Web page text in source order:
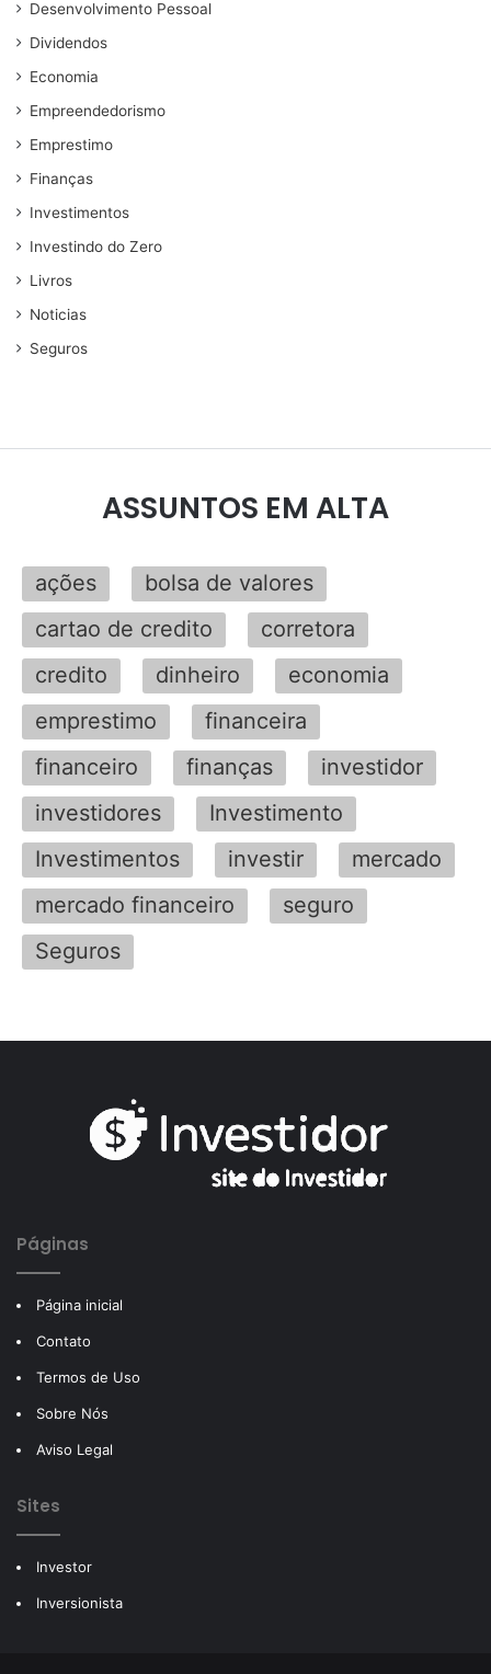
Desenvolvimento Pessoal
Dividendos
Economia
Empreendedorismo
Emprestimo
Finanças
Investimentos
Investindo do Zero
Livros
Noticias
Seguros
ASSUNTOS EM ALTA
ações
bolsa de valores
cartao de credito
corretora
credito
dinheiro
economia
emprestimo
financeira
financeiro
finanças
investidor
investidores
Investimento
Investimentos
investir
mercado
mercado financeiro
seguro
Seguros
Páginas
Página inicial
Contato
Termos de Uso
Sobre Nós
Aviso Legal
Sites
Investor
Inversionista